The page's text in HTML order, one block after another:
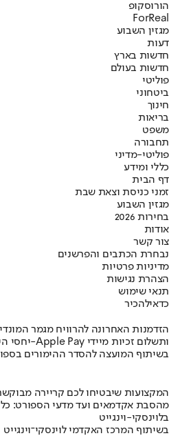
הורוסקופ
ForReal
מגזין השבוע
דעות
חדשות בארץ
חדשות בעולם
פוליטי
ביטחוני
חינוך
בריאות
משפט
תחבורה
פוליטי-מדיני
כללי ומידע
דף הבית
זמני כניסת וצאת שבת
מגזין השבוע
בחירות 2026
אודות
צור קשר
נבחרת הכתבים והפרשנים
מדיניות פרטיות
הצהרת נגישות
תנאי שימוש
כדאילהכיר
הזדמנות האחרונה להרוויח מגמר
יחסי הימור משופרים, הפקדות ב-Apple Pay ותשלום זכיות מיידי
בשיתוף המועצה להסדר ההימורים
המקצועות שיבטיחו לכם קריירה
מהסבת אקדמאים ועד מדעי הספורט: כל
בלוינסקי-וינגייט
בשיתוף המרכז האקדמי לוינסקי־וינגייט